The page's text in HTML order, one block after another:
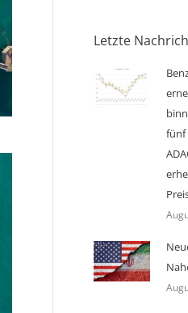
Letzte
fünf